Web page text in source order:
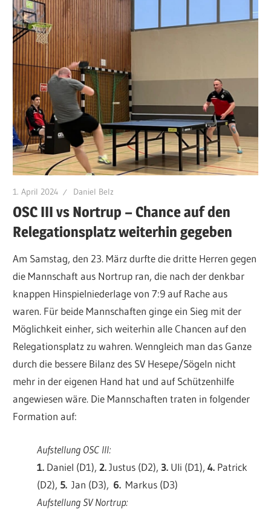
1. April 2024 Daniel Belz
OSC III vs Nortrup – Chance auf den
Relegationsplatz weiterhin gegeben
Am Samstag, den 23. März durfte die dritte Herren gegen
die Mannschaft aus Nortrup ran, die nach der denkbar
knappen Hinspielniederlage von 7:9 auf Rache aus
waren. Für beide Mannschaften ginge ein Sieg mit der
Möglichkeit einher, sich weiterhin alle Chancen auf den
Relegationsplatz zu wahren. Wenngleich man das Ganze
durch die bessere Bilanz des SV Hesepe/Sögeln nicht
mehr in der eigenen Hand hat und auf Schützenhilfe
angewiesen wäre. Die Mannschaften traten in folgender
Formation auf:
Aufstellung OSC III:
1. Daniel (D1),2.Justus (D2), 3. Uli (D1),4. Patrick
(D2), 5. Jan (D3), 6. Markus (D3)
Aufstellung SV Nortrup: